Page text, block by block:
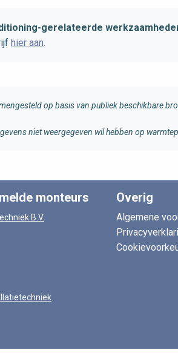
gerelateerde
hier aan.
op basis van publiek beschikbare
niet weergegeven wil hebben op
monteurs
B.V.
Overig
Algemene